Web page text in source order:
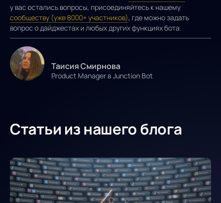
у вас остались вопросы, присоединяйтесь к нашему
сообществу (уже 8000+ участников), где можно задать
вопрос о дайджестах и любых других функциях бота.
Таисия Смирнова
Product Manager в Junction Bot
Статьи из нашего блога